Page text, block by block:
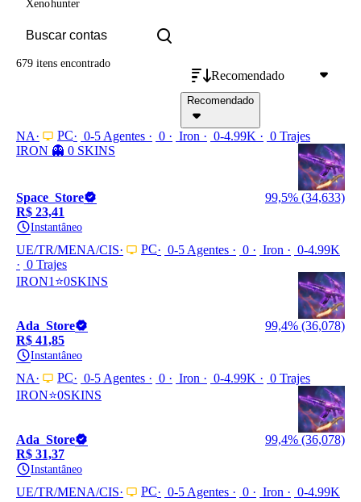
Xenohunter
Recomendado
Recomendado
679 itens encontrado
NA PC 0-5 Agentes 0 Iron 0-4.99K
0 Trajes
IRON 👻 0 SKINS
Space_Store
99,5% (34,633)
R$ 23,41
Instantâneo
UE/TR/MENA/CIS PC 0-5 Agentes 0 Iron
0-4.99K
0 Trajes
IRON1⭐0SKINS
Ada_Store
99,4% (36,078)
R$ 41,85
Instantâneo
NA PC 0-5 Agentes 0 Iron 0-4.99K
0 Trajes
IRON⭐0SKINS
Ada_Store
99,4% (36,078)
R$ 31,37
Instantâneo
UE/TR/MENA/CIS PC 0-5 Agentes 0 Iron
0-4.99K